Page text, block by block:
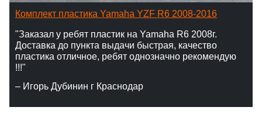
Комплект пластика Yamaha YZF R6 2008-2016
"Заказал у ребят пластик на Yamaha R6 2008г.
Доставка до пункта выдачи быстрая, качество
пластика отличное, ребят однозначно рекомендую
!!!"
– Игорь Дубинин г Краснодар